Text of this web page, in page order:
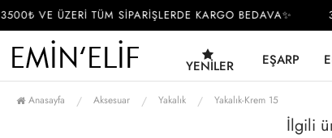
VE ÜZERİ TÜM SİPARİŞLERDE KARGO BEDAVA✨
YENILER EŞARP
Anasayfa Aksesuar Yakalık Yakalık-Krem 15
İlgili